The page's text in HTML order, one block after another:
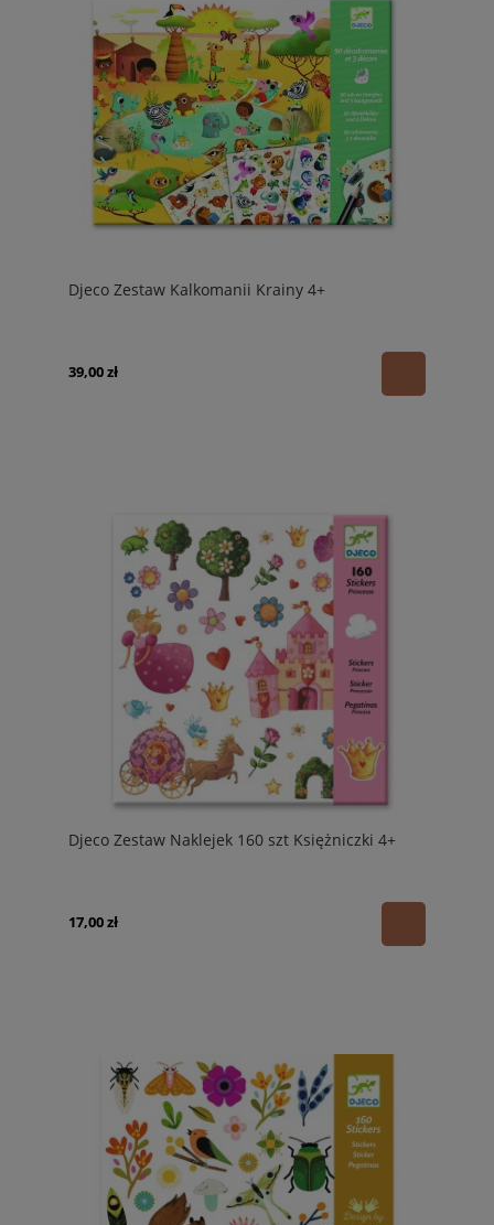
Djeco Zestaw Kalkomanii Krainy 4+
39,00 zł
Djeco Zestaw Naklejek 160 szt Księżniczki 4+
17,00 zł